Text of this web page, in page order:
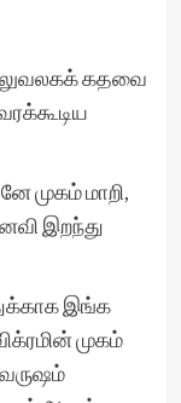
அலுவலகக் கதவை
முகம் மாறி,
இறந்து
இங்க
முகம்